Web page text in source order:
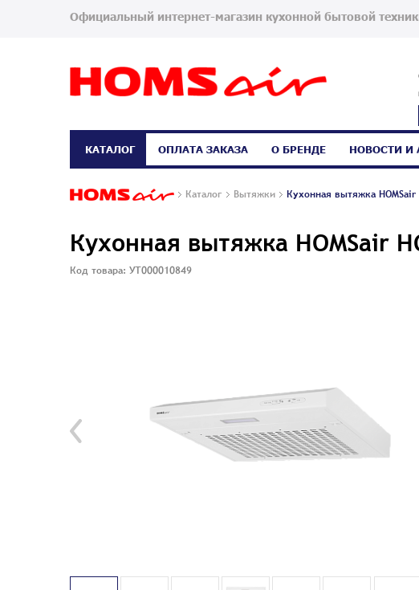
Официальный интернет-магазин кухонной бытовой
Каталог Вытяжки Кухонная вытяжка HOMSair
Кухонная вытяжка HOMSair
Код товара: УТ000010849
КАТАЛОГ ОПЛАТА ЗАКАЗА О БРЕНДЕ НОВОСТИ И